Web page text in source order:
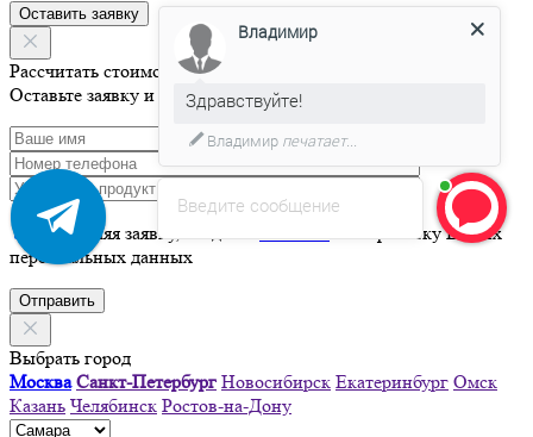
Рассчитать стоимость
Оставьте заявку и мы свяжемся с Вами в течение 15 минут
Отправляя заявку, вы даетесогласиена обработку Ваших
персональных данных
Выбрать город
Москва Санкт-Петербург Новосибирск Екатеринбург Омск
Казань Челябинск Ростов-на-Дону
Введите сообщение
Владимир
Здравствуйте!
Владимирпечатает...